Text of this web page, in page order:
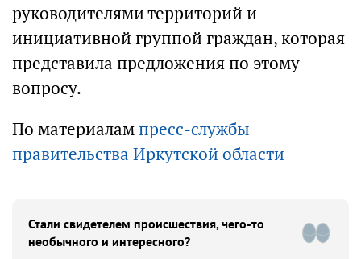
руководителями территорий и
инициативной группой граждан, которая
представила предложения по этому
вопросу.
По материалампресс-службы
правительства Иркутской области
Стали свидетелем происшествия, чего-то
необычного и интересного?